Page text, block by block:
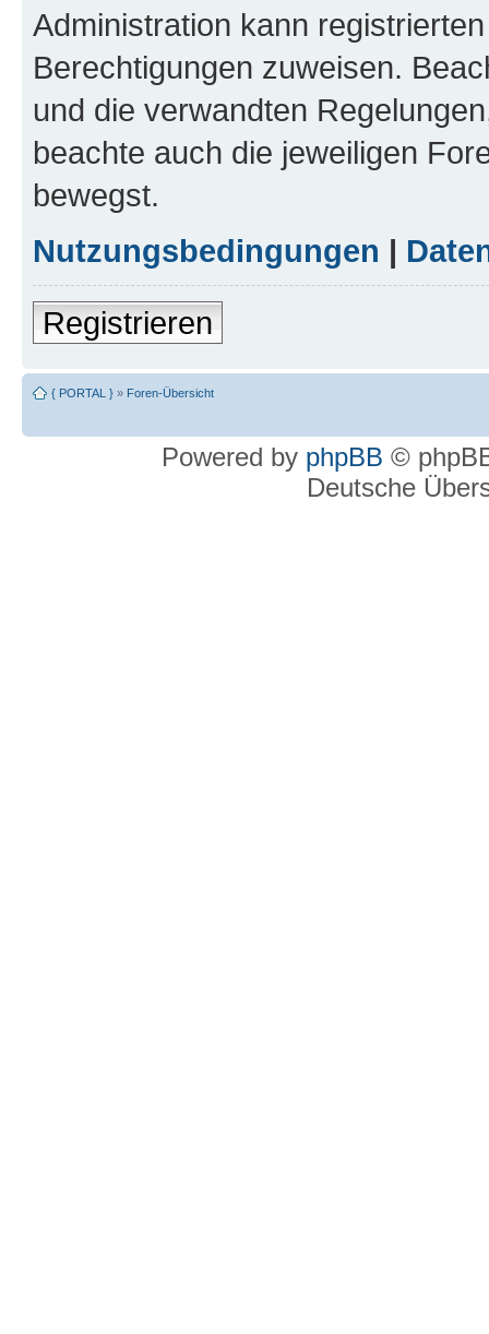
Administration kann
Berechtigungen zuweisen.
und die verwandten
beachte auch die jeweiligen
bewegst.
Nutzungsbedingungen |
Registrieren
{ PORTAL } » Foren-Übersicht
Powered by phpBB ©
Deutsche